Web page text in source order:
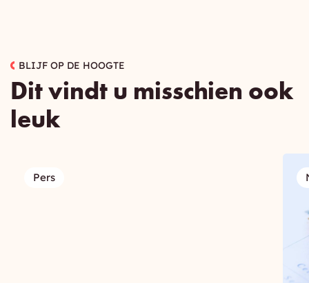
BLIJF OP DE HOOGTE
Dit vindt u misschien ook
leuk
Pers